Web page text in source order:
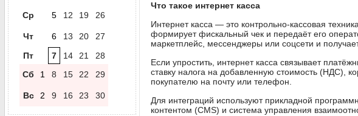
Что такое интернет касса
Интернет касса — это контрольно-кассовая
формирует фискальный чек и передаёт его
маркетплейс, мессенджеры или соцсети и
Если упростить, интернет касса связывает
ставку налога на добавленную стоимость (НДС),
покупателю на почту или телефон.
Для интеграций используют прикладной
контентом (CMS) и система управления
Ср 5 12 19 26
Чт 6 13 20
27
Пт
7 14 21
28
Сб
1 8 15 22 29
Вс 2 9 16 23 30